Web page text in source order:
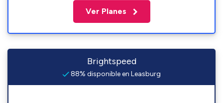
Ver Planes
Brightspeed
88% disponible en Leasburg